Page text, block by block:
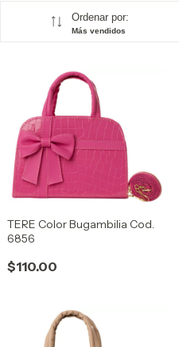
Ordenar por:
Más vendidos
TERE Color Bugambilia Cod.
6856
$110.00